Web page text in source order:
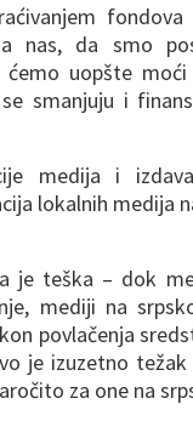
nas, da smo
uopšte
smanjuju i
medija i
lokalnih medija
je teška – dok
mediji na
povlačenja
je izuzetno
za one na